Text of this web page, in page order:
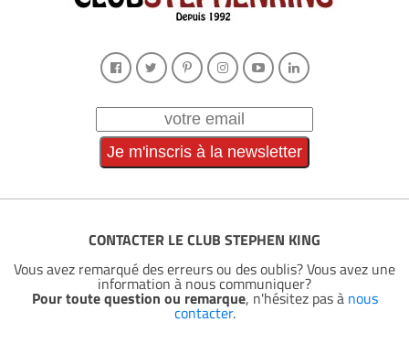
CONTACTER LE CLUB STEPHEN KING
Vous avez remarqué des erreurs ou des oublis? Vous avez une
information à nous communiquer?
Pour toute question ou remarque, n'hésitez pas à nous
contacter.